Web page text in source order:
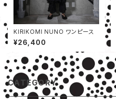
KIRIKOMI NUNO ワンピース
¥26,400
CATEGORY